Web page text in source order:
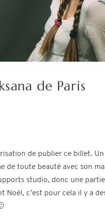
de Paris
de publier ce billet. Un
de toute beauté avec son
studio, donc une
Noël, c’est pour cela il y a